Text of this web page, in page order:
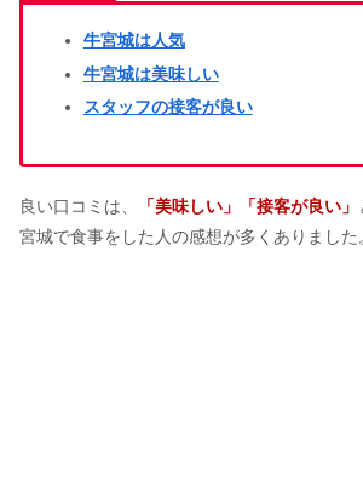
牛宮城は人気
牛宮城は美味しい
スタッフの接客が良い
良い口コミは、 「美味しい」「接客が良い」
宮城で食事をした人の感想が多くありました